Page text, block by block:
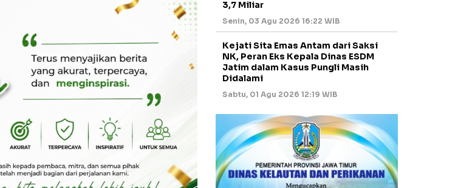
3,7 Miliar
Senin, 03 Agu 2026 16:22 WIB
Kejati Sita Emas Antam dari Saksi
NK, Peran Eks Kepala Dinas ESDM
Jatim dalam Kasus Pungli Masih
Didalami
Sabtu, 01 Agu 2026 12:19 WIB